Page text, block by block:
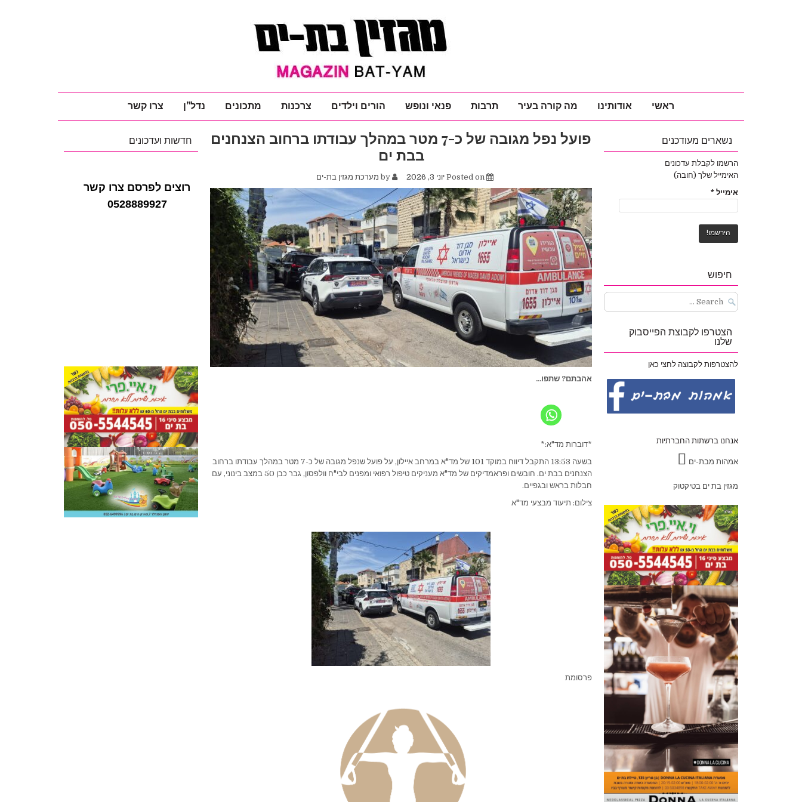
ראשי אודותינו מה קורה בעיר תרבות פנאי ונופש הורים וילדים צרכנות מתכונים נדל"ן צרו קשר
פועל נפל מגובה של כ-7 מטר במהלך עבודתו ברחוב הצנחנים
בבת ים
Posted on יוני 3, 2026 by מערכת מגזין בת-ים
אהבתם? שתפו...
*דוברות מד"א:*
בשעה 13:53 התקבל דיווח במוקד 101 של מד"א במרחב איילון, על פועל שנפל מגובה של כ-7 מטר במהלך עבודתו ברחוב
הצנחנים בבת ים. חובשים ופראמדיקים של מד"א מעניקים טיפול רפואי ומפנים לבי"ח וולפסון, גבר כבן 50 במצב בינוני, עם
חבלות בראש ובגפיים.
צילום: תיעוד מבצעי מד"א
פרסומת
חדשות ועדכונים
רוצים לפרסם צרו קשר
0528889927
נשארים מעודכנים
הרשמו לקבלת עדכונים
האימייל שלך (חובה)
אימייל *
חיפוש
Search
for:
הצטרפו לקבוצת הפייסבוק
שלנו
להצטרפות לקבוצה לחצי כאן
אנחנו ברשתות החברתיות
אמהות מבת-ים
מגזין בת ים בטיקטוק